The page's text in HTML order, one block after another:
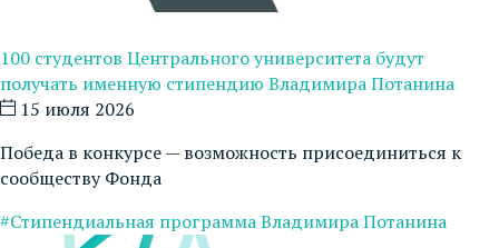
100 студентов Центрального университета будут
получать именную стипендию Владимира Потанина
15 июля 2026
Победа в конкурсе — возможность присоединиться к
сообществу Фонда
#Стипендиальная программа Владимира Потанина